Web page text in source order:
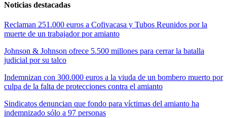
Noticias destacadas
Reclaman 251.000 euros a Cofivacasa y Tubos Reunidos por la
muerte de un trabajador por amianto
Johnson & Johnson ofrece 5.500 millones para cerrar la batalla
judicial por su talco
Indemnizan con 300.000 euros a la viuda de un bombero muerto por
culpa de la falta de protecciones contra el amianto
Sindicatos denuncian que fondo para víctimas del amianto ha
indemnizado sólo a 97 personas